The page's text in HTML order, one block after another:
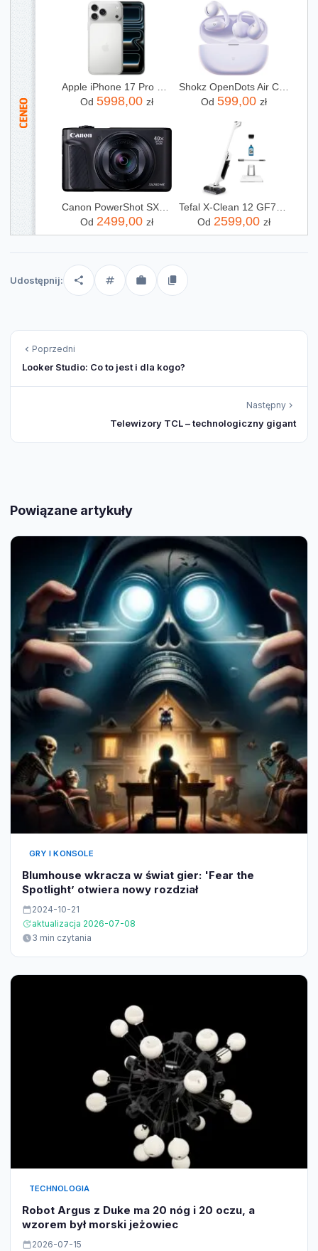
Apple iPhone 17 Pro Max 256GB Srebrny
Od 5998,00 zł
Shokz OpenDots Air Clip Fioletowy (E210STPR)
Od 599,00 zł
Canon PowerShot SX740 HS Lite Edition Czarny
Od 2499,00 zł
Tefal X-Clean 12 GF7257F1
Od 2599,00 zł
Udostępnij:
Poprzedni
Looker Studio: Co to jest i dla kogo?
Następny
Telewizory TCL – technologiczny gigant
Powiązane artykuły
GRY I KONSOLE
Blumhouse wkracza w świat gier: 'Fear the
Spotlight’ otwiera nowy rozdział
2024-10-21
aktualizacja 2026-07-08
3 min czytania
TECHNOLOGIA
Robot Argus z Duke ma 20 nóg i 20 oczu, a
wzorem był morski jeżowiec
2026-07-15